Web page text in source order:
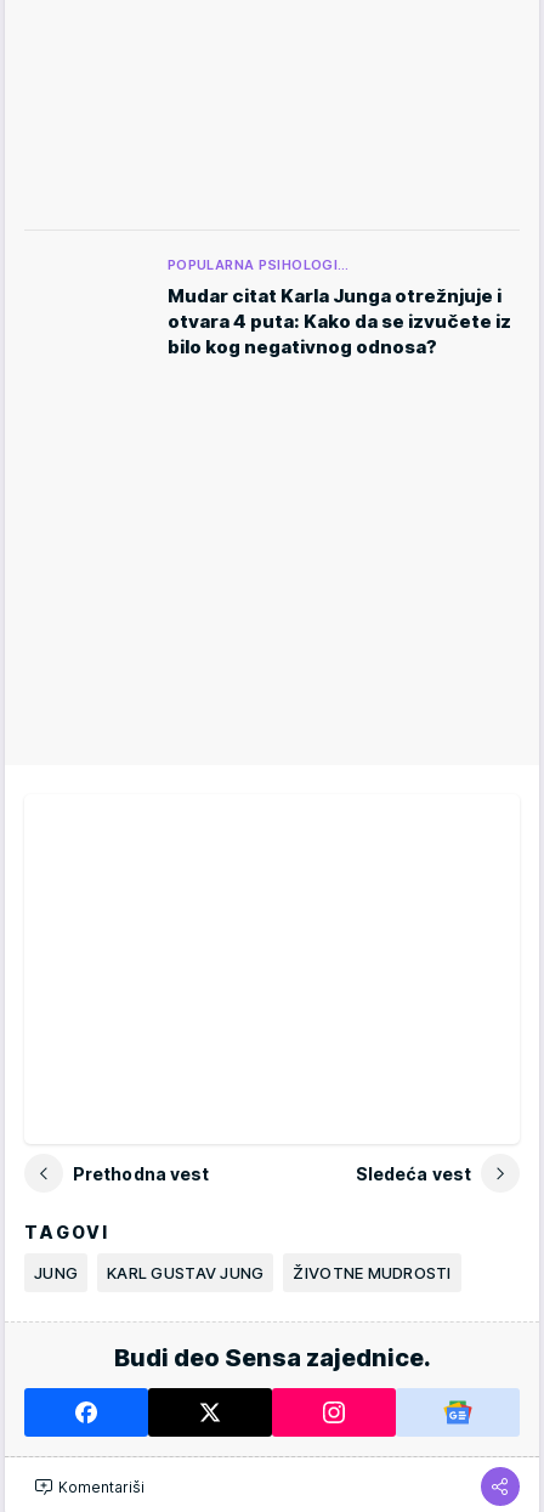
POPULARNA PSIHOLOGI…
Mudar citat Karla Junga otrežnjuje i
otvara 4 puta: Kako da se izvučete iz
bilo kog negativnog odnosa?
Prethodna vest Sledeća vest
TAGOVI
JUNG KARL GUSTAV JUNG ŽIVOTNE MUDROSTI
Budi deo Sensa zajednice.
Komentariši